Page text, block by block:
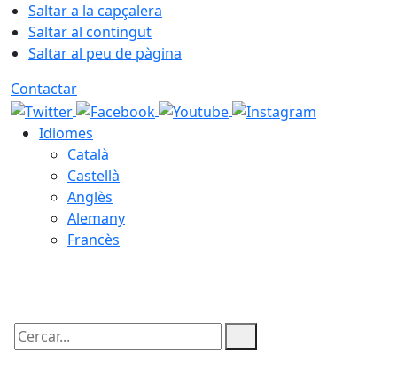
Saltar a la capçalera
Saltar al contingut
Saltar al peu de pàgina
Contactar
Idiomes
Català
Castellà
Anglès
Alemany
Francès
Cercar: